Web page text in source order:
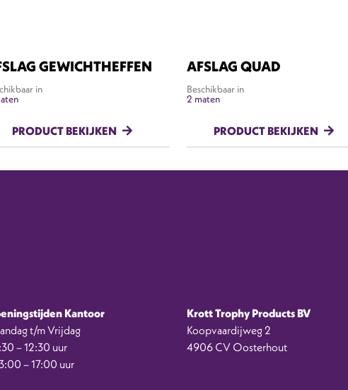
GEWICHTHEFFEN
in
PRODUCT BEKIJKEN
AFSLAG QUAD
Beschikbaar in
2 maten
PRODUCT BEKIJKEN
Kantoor
t/m Vrijdag
– 12:30 uur
– 17:00 uur
Krott Trophy Products BV
Koopvaardijweg 2
4906 CV Oosterhout